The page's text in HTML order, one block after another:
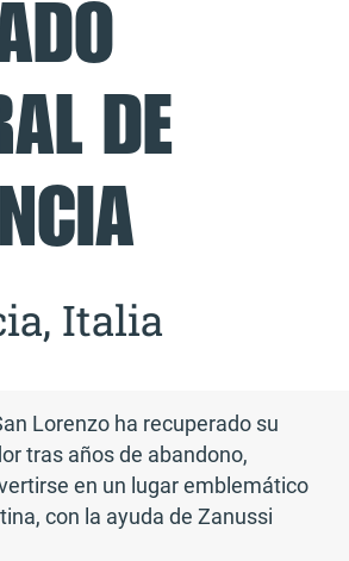
DE
Italia
Lorenzo ha recuperado su
tras años de abandono,
en un lugar emblemático
con la ayuda de Zanussi